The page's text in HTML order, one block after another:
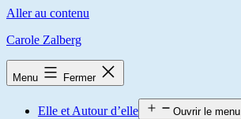
Aller au contenu
Carole Zalberg
Menu Fermer
Elle et Autour d’elle Ouvrir le menu